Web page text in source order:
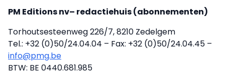
PM Editions nv– redactiehuis (abonnementen)
Torhoutsesteenweg 226/7, 8210 Zedelgem
Tel.: +32 (0)50/24.04.04 – Fax: +32 (0)50/24.04.45 –
info@pmg.be
BTW: BE 0440.681.985